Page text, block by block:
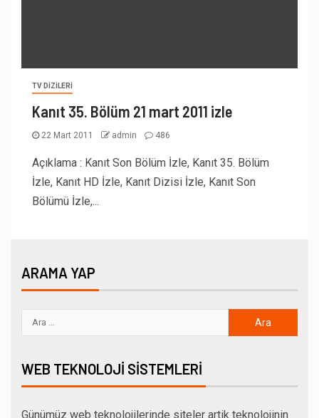
TV DIZILERI
Kanıt 35. Bölüm 21 mart 2011 izle
22 Mart 2011 admin 486
Açıklama : Kanıt Son Bölüm İzle, Kanıt 35. Bölüm
İzle, Kanıt HD İzle, Kanıt Dizisi İzle, Kanıt Son
Bölümü İzle,...
ARAMA YAP
WEB TEKNOLOJI SISTEMLERI
Günümüz web teknolojilerinde siteler artik teknolojinin